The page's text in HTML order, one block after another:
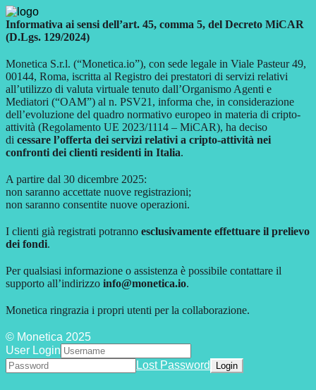
Informativa ai sensi dell’art. 45, comma 5, del Decreto MiCAR
(D.Lgs. 129/2024)
Monetica S.r.l. (“Monetica.io”), con sede legale in Viale Pasteur 49,
00144, Roma, iscritta al Registro dei prestatori di servizi relativi
all’utilizzo di valuta virtuale tenuto dall’Organismo Agenti e
Mediatori (“OAM”) al n. PSV21, informa che, in considerazione
dell’evoluzione del quadro normativo europeo in materia di cripto-
attività (Regolamento UE 2023/1114 – MiCAR), ha deciso
di cessare l’offerta dei servizi relativi a cripto-attività nei
confronti dei clienti residenti in Italia.
A partire dal 30 dicembre 2025:
non saranno accettate nuove registrazioni;
non saranno consentite nuove operazioni.
I clienti già registrati potranno esclusivamente effettuare il prelievo
dei fondi.
Per qualsiasi informazione o assistenza è possibile contattare il
supporto all’indirizzo info@monetica.io.
Monetica ringrazia i propri utenti per la collaborazione.
© Monetica 2025
User Login
Lost Password